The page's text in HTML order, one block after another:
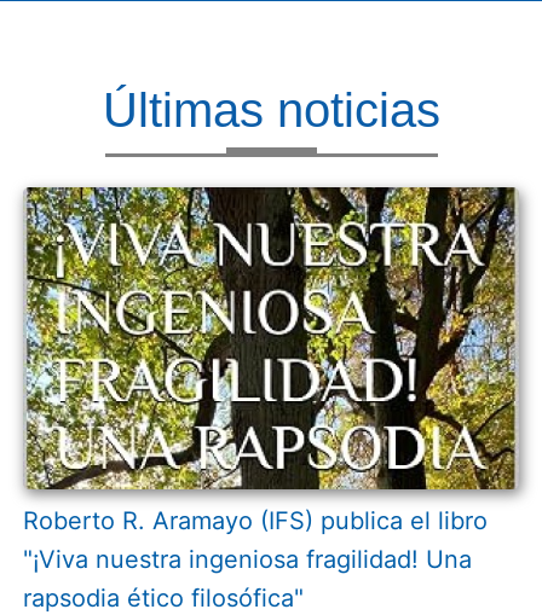
Últimas noticias
Roberto R. Aramayo (IFS) publica el libro
"¡Viva nuestra ingeniosa fragilidad! Una
rapsodia ético filosófica"